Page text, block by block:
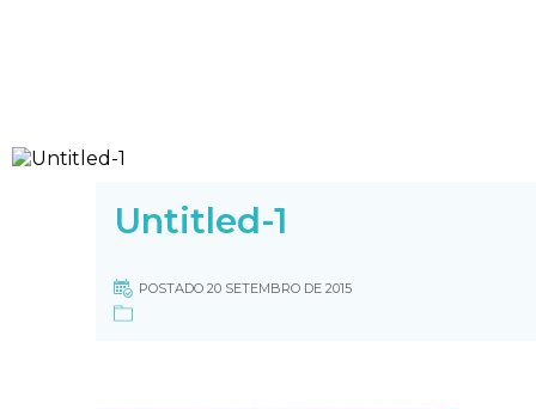
Untitled-1
POSTADO 20 SETEMBRO DE 2015